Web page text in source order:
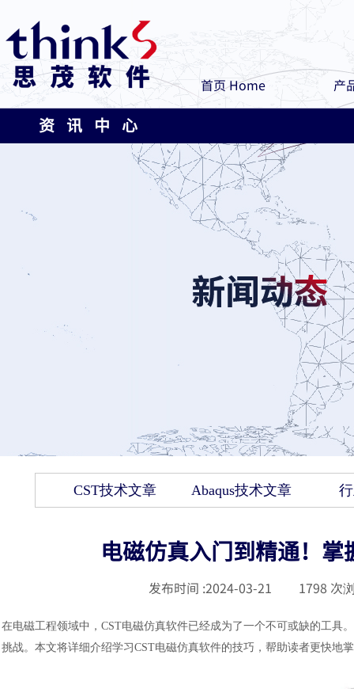
首页 Home 产
资 讯 中 心
CST技术文章 Abaqus技术文章
电磁仿真入门到精通！
发布时间 :2024-03-21 1798 次
在电磁工程领域中， CST电磁仿真软件已经成为了一个不可或缺的工具
挑战。本文将详细介绍学习CST电磁仿真软件的技巧，帮助读者更快地